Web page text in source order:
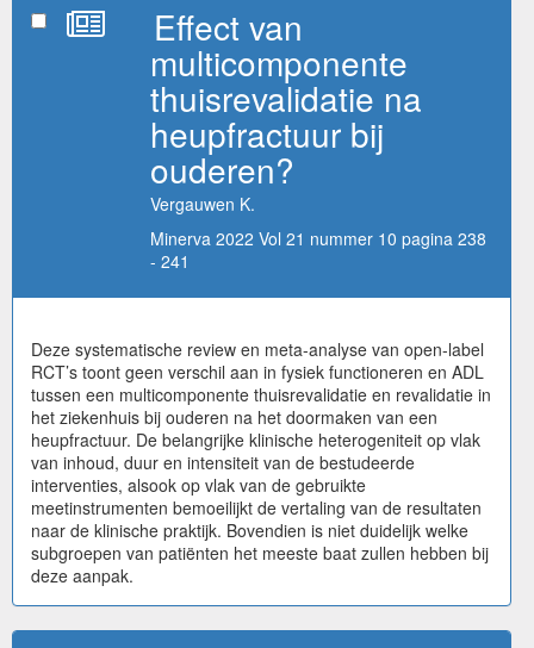
Effect van
multicomponente
thuisrevalidatie na
heupfractuur bij
ouderen?
Vergauwen K.
Minerva 2022 Vol 21 nummer 10 pagina 238
- 241
Deze systematische review en meta-analyse van open-label
RCT’s toont geen verschil aan in fysiek functioneren en ADL
tussen een multicomponente thuisrevalidatie en revalidatie in
het ziekenhuis bij ouderen na het doormaken van een
heupfractuur. De belangrijke klinische heterogeniteit op vlak
van inhoud, duur en intensiteit van de bestudeerde
interventies, alsook op vlak van de gebruikte
meetinstrumenten bemoeilijkt de vertaling van de resultaten
naar de klinische praktijk. Bovendien is niet duidelijk welke
subgroepen van patiënten het meeste baat zullen hebben bij
deze aanpak.